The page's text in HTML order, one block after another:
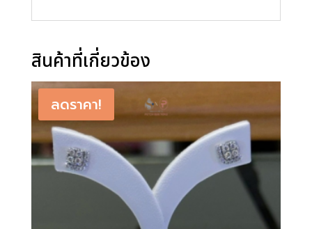
สินค้าที่เกี่ยวข้อง
ลดราคา!